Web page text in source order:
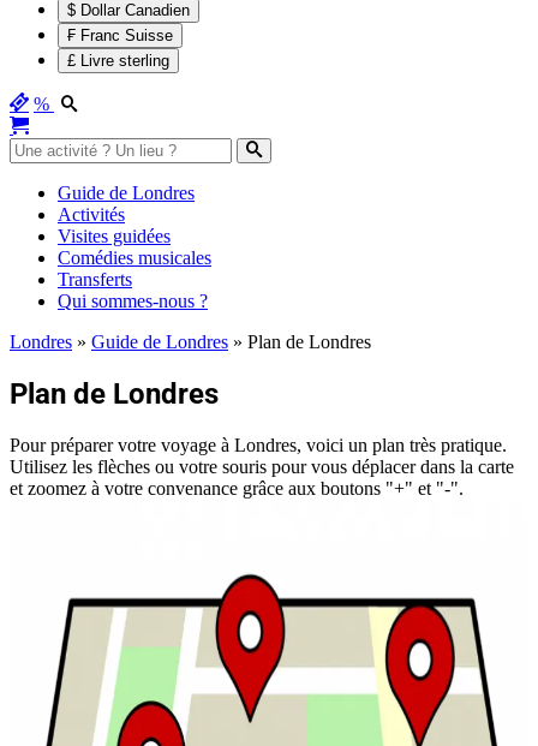
$ Dollar Canadien
₣ Franc Suisse
£ Livre sterling
%
Guide de Londres
Activités
Visites guidées
Comédies musicales
Transferts
Qui sommes-nous ?
Londres » Guide de Londres » Plan de Londres
Plan de Londres
Pour préparer votre voyage à Londres, voici un plan très pratique.
Utilisez les flèches ou votre souris pour vous déplacer dans la carte
et zoomez à votre convenance grâce aux boutons "+" et "-".